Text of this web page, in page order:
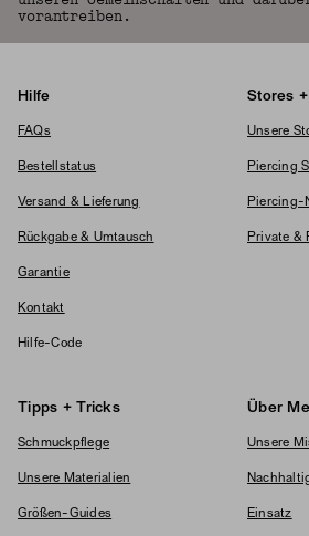
vorantreiben.
Hilfe
FAQs
Bestellstatus
Versand & Lieferung
Rückgabe & Umtausch
Garantie
Kontakt
Hilfe-Code
Stores
Unsere
Piercing
Piercing-
Private &
Tipps + Tricks
Schmuckpflege
Unsere Materialien
Größen-Guides
Über
Unsere
Einsatz